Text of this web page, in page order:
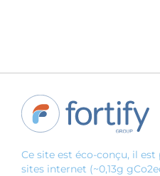
Ce site est éco-conçu, il est
sites internet (~0,13g